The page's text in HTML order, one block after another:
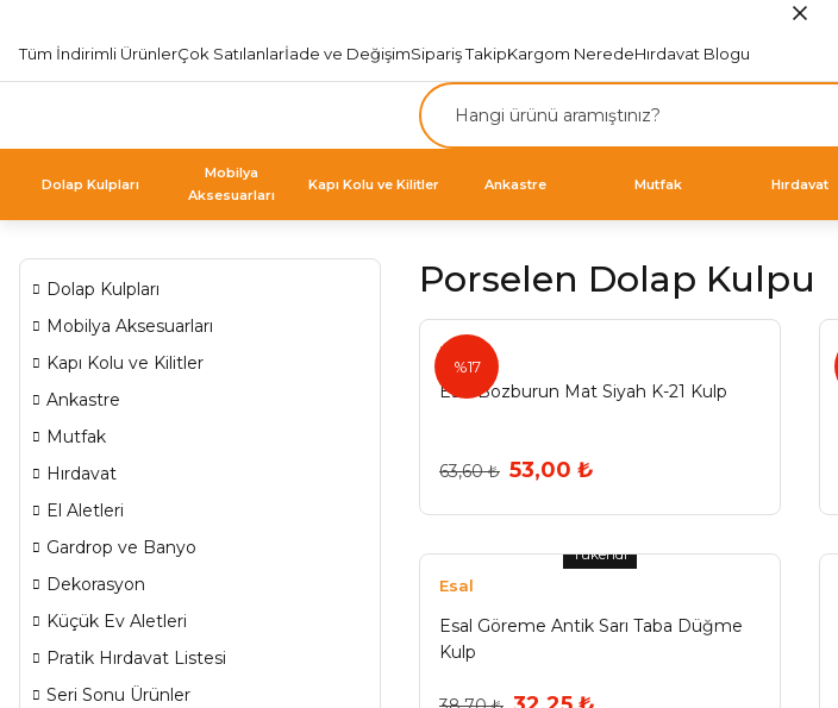
Tüm İndirimli ÜrünlerÇok Satılanlarİade ve DeğişimSipariş TakipKargom NeredeHırdavat Blogu
Dolap Kulpları
Mobilya
Aksesuarları
Kapı Kolu ve Kilitler Ankastre Mutfak Hırdavat
Dolap Kulpları
Mobilya Aksesuarları
Kapı Kolu ve Kilitler
Ankastre
Mutfak
Hırdavat
El Aletleri
Gardrop ve Banyo
Dekorasyon
Küçük Ev Aletleri
Pratik Hırdavat Listesi
Seri Sonu Ürünler
Porselen Dolap Kulpu
%17
Esal
Esal Bozburun Mat Siyah K-21 Kulp
63,60 ₺ 53,00 ₺
Tükendi
Esal
Esal Göreme Antik Sarı Taba Düğme
Kulp